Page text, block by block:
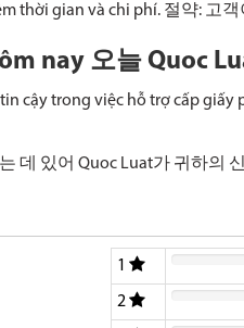
thời gian và chi phí. 절약: 고
nay 오늘 Quoc
cậy trong việc hỗ trợ cấp
데 있어 Quoc Luat가 귀하의
1
2